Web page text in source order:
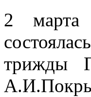
2 марта
трижды